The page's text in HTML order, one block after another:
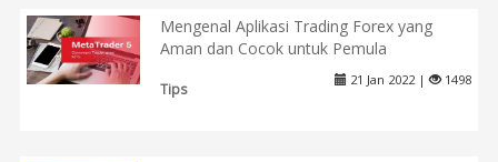
Mengenal Aplikasi Trading Forex yang
Aman dan Cocok untuk Pemula
Tips
21 Jan 2022 | 1498